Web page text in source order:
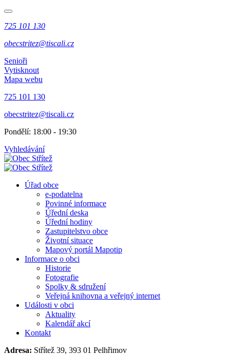
725 101 130
obecstritez@tiscali.cz
Senioři
Vytisknout
Mapa webu
725 101 130
obecstritez@tiscali.cz
Pondělí: 18:00 - 19:30
Vyhledávání
Úřad obce
e-podatelna
Povinné informace
Úřední deska
Úřední hodiny
Zastupitelstvo obce
Životní situace
Mapový portál Mapotip
Informace o obci
Historie
Fotografie
Spolky & sdružení
Veřejná knihovna a veřejný internet
Události v obci
Aktuality
Kalendář akcí
Kontakt
Adresa: Střítež 39, 393 01 Pelhřimov